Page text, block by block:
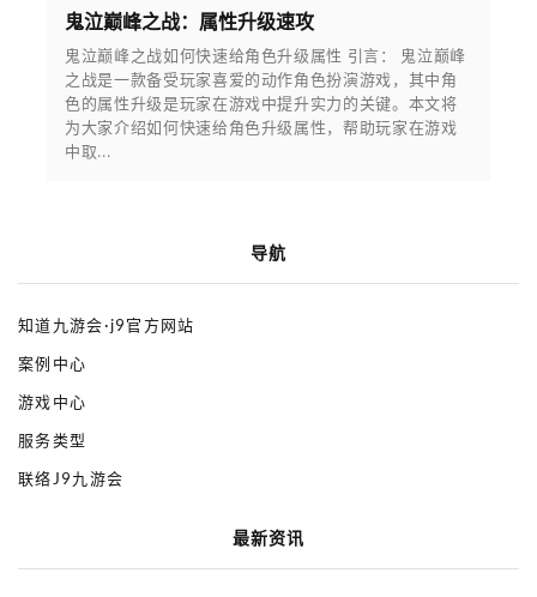
鬼泣巅峰之战：属性升级速攻
鬼泣巅峰之战如何快速给角色升级属性 引言： 鬼泣巅峰
之战是一款备受玩家喜爱的动作角色扮演游戏，其中角
色的属性升级是玩家在游戏中提升实力的关键。本文将
为大家介绍如何快速给角色升级属性，帮助玩家在游戏
中取...
导航
知道九游会·j9官方网站
案例中心
游戏中心
服务类型
联络J9九游会
最新资讯